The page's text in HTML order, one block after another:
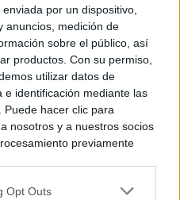
por un dispositivo,
anuncios, medición de
sobre el público, así
productos. Con su permiso,
utilizar datos de
e identificación mediante las
hacer clic para
nosotros y a nuestros socios
previamente
en cuenta que algún
Opt Outs
y Cookies